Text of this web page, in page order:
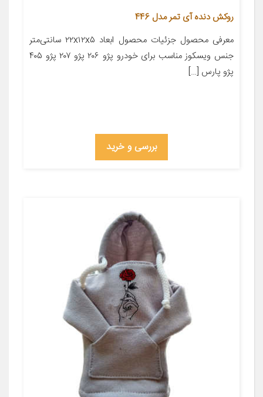
روکش دنده آی تمر مدل 446
معرفی محصول جزئیات محصول ابعاد ۲۲x۱۲x۵ سانتی‌متر
جنس ویسکوز مناسب برای خودرو پژو ۲۰۶ پژو ۲۰۷ پژو ۴۰۵
پژو پارس […]
بررسی و خرید